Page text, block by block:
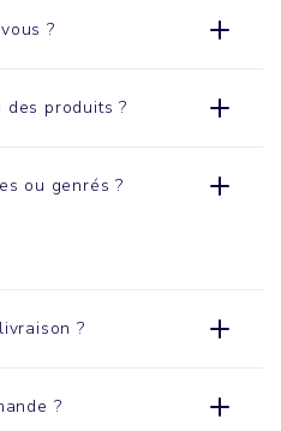
?
produits ?
ou genrés ?
?
?